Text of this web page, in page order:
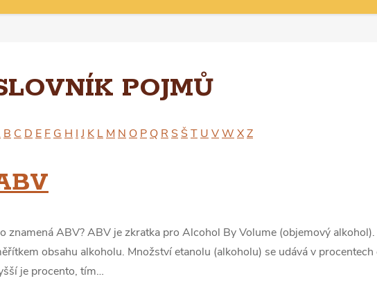
POJMŮ
B C D E F G H I J K L M N O P Q R S Š T U VW XZ
znamená ABV? ABV je zkratka pro Alcohol By Volume (objemový
obsahu alkoholu. Množství etanolu (alkoholu) se udává v
je procento, tím…